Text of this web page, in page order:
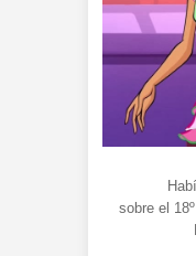
sobre el